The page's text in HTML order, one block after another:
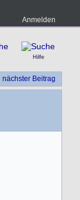
Anmelden
Hilfe
nächster Beitrag